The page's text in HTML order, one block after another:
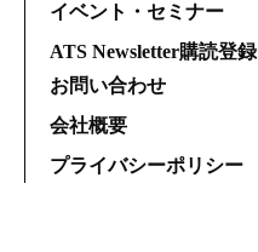
イベント・セミナー
ATS Newsletter購読登録
お問い合わせ
会社概要
プライバシーポリシー